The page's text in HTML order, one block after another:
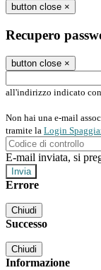
button close ×
Recupero
button close ×
all'indirizzo indicato
Non hai una e-mail
tramite la Login
E-mail inviata, si
Errore
Chiudi
Successo
Chiudi
Informazione